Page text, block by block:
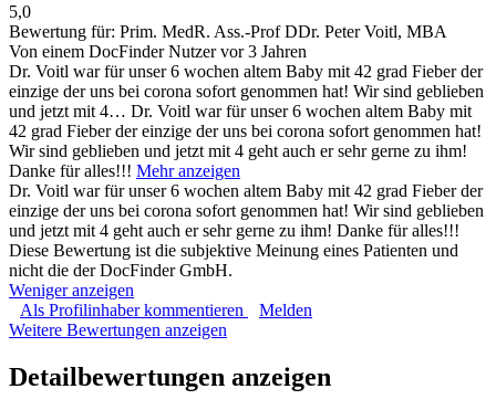
5,0
Bewertung für: Prim. MedR. Ass.-Prof DDr. Peter Voitl, MBA
Von einem DocFinder Nutzervor 3 Jahren
Dr. Voitl war für unser 6 wochen altem Baby mit 42 grad Fieber der
einzige der uns bei corona sofort genommen hat! Wir sind geblieben
und jetzt mit 4… Dr. Voitl war für unser 6 wochen altem Baby mit
42 grad Fieber der einzige der uns bei corona sofort genommen hat!
Wir sind geblieben und jetzt mit 4 geht auch er sehr gerne zu ihm!
Danke für alles!!! Mehr anzeigen
Dr. Voitl war für unser 6 wochen altem Baby mit 42 grad Fieber der
einzige der uns bei corona sofort genommen hat! Wir sind geblieben
und jetzt mit 4 geht auch er sehr gerne zu ihm! Danke für alles!!!
Diese Bewertung ist die subjektive Meinung eines Patienten und
nicht die der DocFinder GmbH.
Weniger anzeigen
Als Profilinhaber kommentieren
Melden
Weitere Bewertungen anzeigen
Detailbewertungen anzeigen